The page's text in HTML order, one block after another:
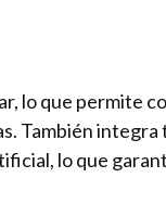
lo que permite
También
lo que